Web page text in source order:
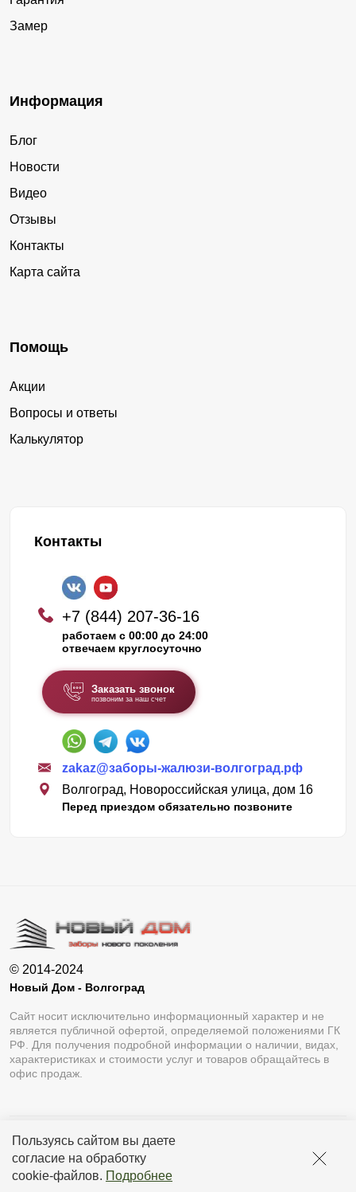
Пользуясь сайтом вы даете
согласие на обработку
cookie-файлов. Подробнее
Замер
Информация
Блог
Новости
Видео
Отзывы
Контакты
Карта сайта
Помощь
Акции
Вопросы и ответы
Калькулятор
Контакты
+7 (844) 207-36-16
работаем с 00:00 до 24:00
отвечаем круглосуточно
Заказать звонок
позвоним за наш счет
zakaz@заборы-жалюзи-волгоград.рф
Волгоград, Новороссийская улица, дом 16
Перед приездом обязательно позвоните
© 2014-2024
Новый Дом - Волгоград
Сайт носит исключительно информационный характер и не
является публичной офертой, определяемой положениями ГК
РФ. Для получения подробной информации о наличии, видах,
характеристиках и стоимости услуг и товаров обращайтесь в
офис продаж.
Разработка сайтаLukevium
Политика конфиденциальности